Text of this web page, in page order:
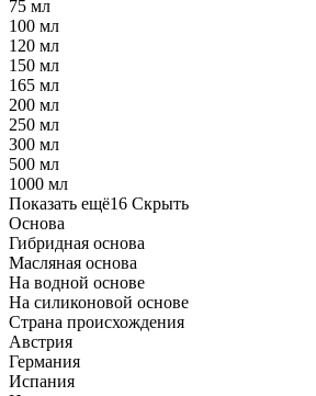
75 мл
100 мл
120 мл
150 мл
165 мл
200 мл
250 мл
300 мл
500 мл
1000 мл
Показать ещё16 Скрыть
Основа
Гибридная основа
Масляная основа
На водной основе
На силиконовой основе
Страна происхождения
Австрия
Германия
Испания